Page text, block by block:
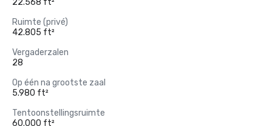
22.568 ft²
Ruimte (privé)
42.805 ft²
Vergaderzalen
28
Op één na grootste zaal
5.980 ft²
Tentoonstellingsruimte
60.000 ft²